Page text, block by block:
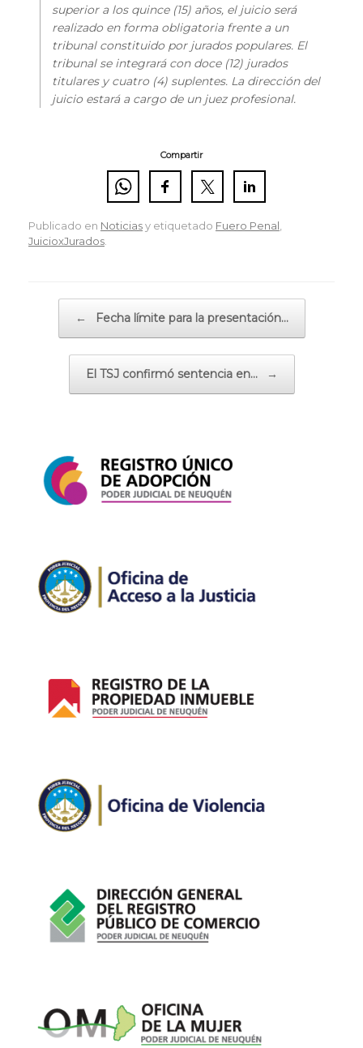
superior a los quince (15) años, el juicio será
realizado en forma obligatoria frente a un
tribunal constituido por jurados populares. El
tribunal se integrará con doce (12) jurados
titulares y cuatro (4) suplentes. La dirección del
juicio estará a cargo de un juez profesional.
Compartir
Publicado en Noticiasy etiquetado Fuero Penal
JuicioxJurados
← Fecha límite para la presentación…
El TSJ confirmó sentencia en… →